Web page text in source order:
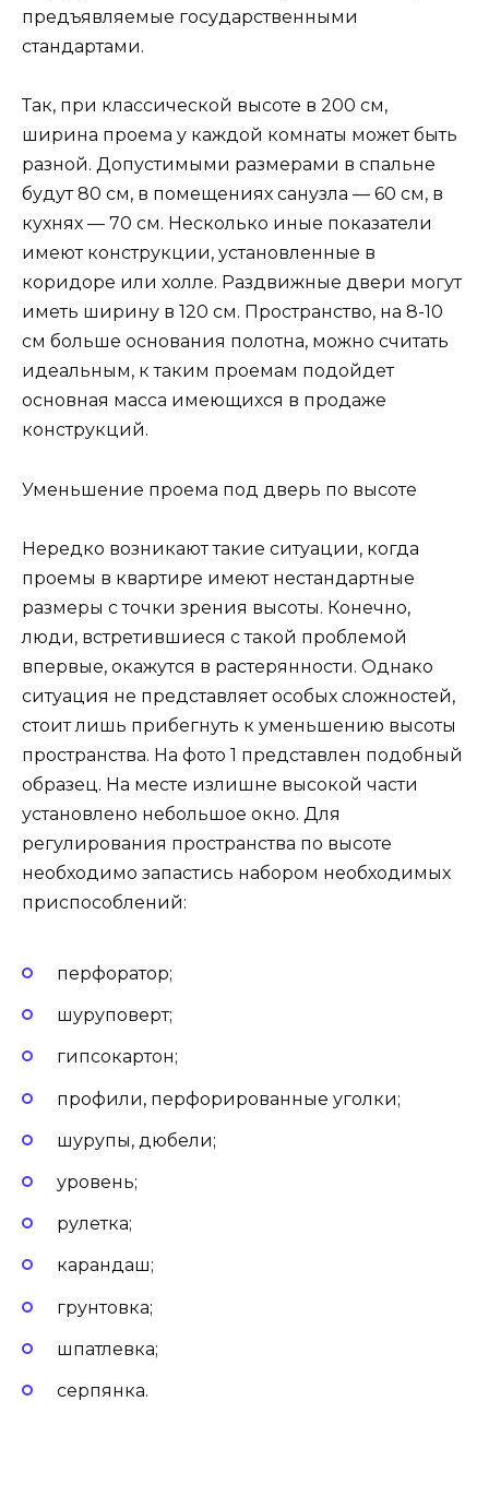
предъявляемые государственными
стандартами.
Так, при классической высоте в 200 см,
ширина проема у каждой комнаты может быть
разной. Допустимыми размерами в спальне
будут 80 см, в помещениях санузла — 60 см, в
кухнях — 70 см. Несколько иные показатели
имеют конструкции, установленные в
коридоре или холле. Раздвижные двери могут
иметь ширину в 120 см. Пространство, на 8-10
см больше основания полотна, можно считать
идеальным, к таким проемам подойдет
основная масса имеющихся в продаже
конструкций.
Уменьшение проема под дверь по высоте
Нередко возникают такие ситуации, когда
проемы в квартире имеют нестандартные
размеры с точки зрения высоты. Конечно,
люди, встретившиеся с такой проблемой
впервые, окажутся в растерянности. Однако
ситуация не представляет особых сложностей,
стоит лишь прибегнуть к уменьшению высоты
пространства. На фото 1 представлен подобный
образец. На месте излишне высокой части
установлено небольшое окно. Для
регулирования пространства по высоте
необходимо запастись набором необходимых
приспособлений:
перфоратор;
шуруповерт;
гипсокартон;
профили, перфорированные уголки;
шурупы, дюбели;
уровень;
рулетка;
карандаш;
грунтовка;
шпатлевка;
серпянка.